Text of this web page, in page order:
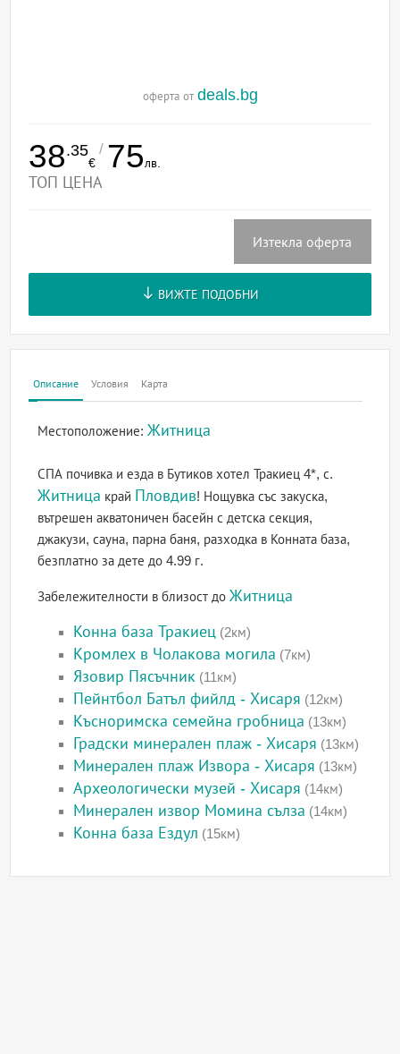
оферта от deals.bg
38.35
€
/ 75лв.
ТОП ЦЕНА
Изтекла оферта
ВИЖТЕ ПОДОБНИ
Описание Условия Карта
Местоположение: Житница
СПА почивка и езда в Бутиков хотел Тракиец 4*, с.
Житница край Пловдив! Нощувка със закуска,
вътрешен акватоничен басейн с детска секция,
джакузи, сауна, парна баня, разходка в Конната база,
безплатно за дете до 4.99 г.
Забележителности в близост до Житница
Конна база Тракиец (2км)
Кромлех в Чолакова могила (7км)
Язовир Пясъчник (11км)
Пейнтбол Батъл фийлд - Хисаря (12км)
Късноримска семейна гробница (13км)
Градски минерален плаж - Хисаря (13км)
Минерален плаж Извора - Хисаря (13км)
Археологически музей - Хисаря (14км)
Минерален извор Момина сълза (14км)
Конна база Ездул (15км)